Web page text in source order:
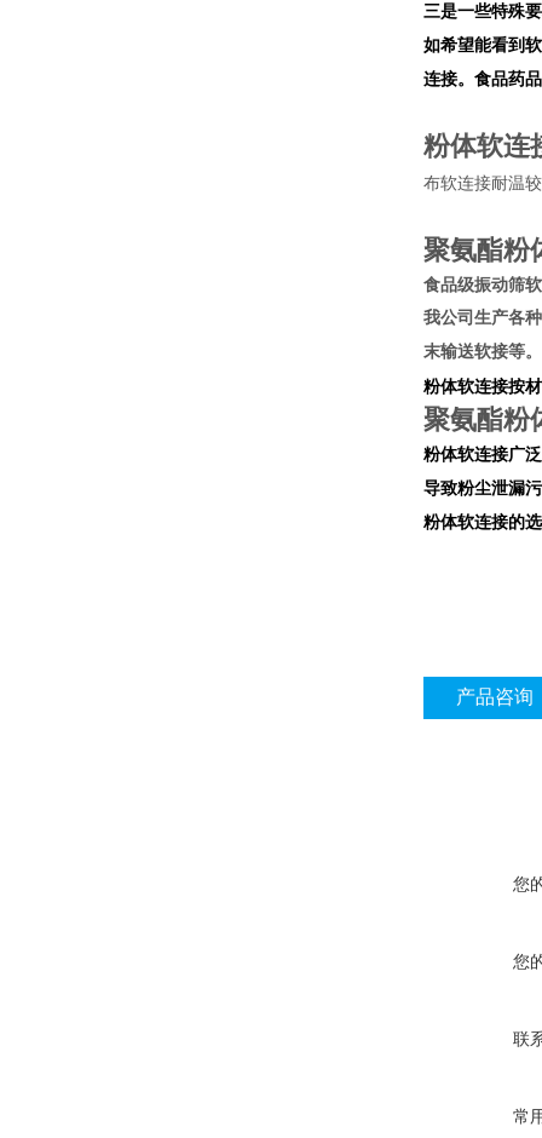
三是一些特殊
如希望能看到
连接。 食品药
粉体软连
布软连接耐温
聚氨酯粉
食品级振动筛
我公司生产各
末输送软接等。
粉体软连接按
聚氨酯粉
粉体软连接广
导致粉尘泄漏
粉体软连接的
产品咨询
您
您
联
常